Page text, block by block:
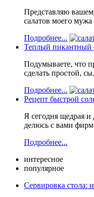
Представляю
салатов моего
Подробнее...
Теплый пикантный
Подумываете, что
сделать простой,
Подробнее...
Рецепт быстрой
Я сегодня щедрая и
делюсь с вами
Подробнее...
интересное
популярное
Сервировка стола: